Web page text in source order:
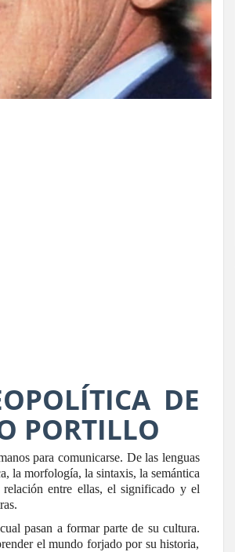
DE
PORTILLO
para comunicarse. De las lenguas
la morfología, la sintaxis, la semántica
entre ellas, el significado y el
pasan a formar parte de su cultura.
el mundo forjado por su historia,